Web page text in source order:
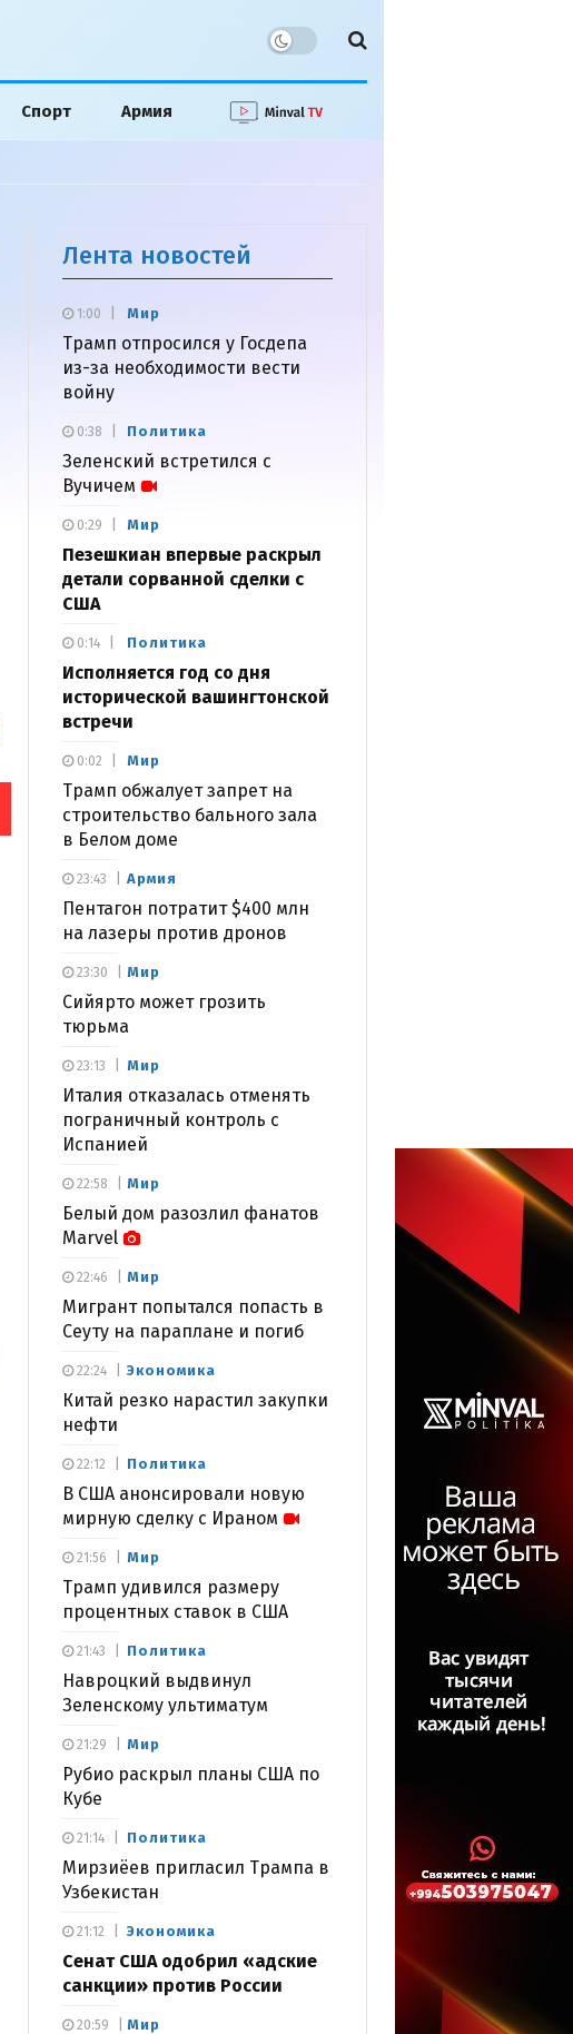
Спорт Армия
Лента новостей
Мир
Трамп отпросился у Госдепа
из-за необходимости вести
войну
1:00
Политика
Зеленский встретился с
Вучичем
0:38
Мир
Пезешкиан впервые раскрыл
детали сорванной сделки с
США
0:29
Политика
Исполняется год со дня
исторической вашингтонской
встречи
0:14
Мир
Трамп обжалует запрет на
строительство бального зала
в Белом доме
0:02
Армия
Пентагон потратит $400 млн
на лазеры против дронов
23:43
Мир
Сийярто может грозить
тюрьма
23:30
Мир
Италия отказалась отменять
пограничный контроль с
Испанией
23:13
Мир
Белый дом разозлил фанатов
Marvel
22:58
Мир
Мигрант попытался попасть в
Сеуту на параплане и погиб
22:46
Экономика
Китай резко нарастил закупки
нефти
22:24
Политика
В США анонсировали новую
мирную сделку с Ираном
22:12
Мир
Трамп удивился размеру
процентных ставок в США
21:56
Политика
Навроцкий выдвинул
Зеленскому ультиматум
21:43
Мир
Рубио раскрыл планы США по
Кубе
21:29
Политика
Мирзиёев пригласил Трампа в
Узбекистан
21:14
Экономика
Сенат США одобрил «адские
санкции» против России
21:12
Мир
20:59